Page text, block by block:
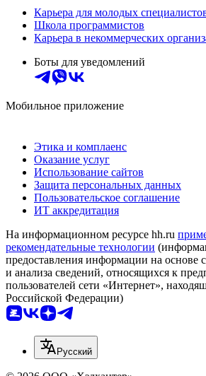
Карьера для молодых
Школа программистов
Карьера в некоммерческих
Боты для уведомлений
Мобильное приложение
Этика и комплаенс
Оказание услуг
Использование сайтов
Защита персональных данных
Пользовательское соглашение
ИТ аккредитация
На информационном ресурсе hh.ru
рекомендательные технологии
предоставления информации на основе
и анализа сведений, относящихся к
пользователей сети «Интернет»,
Российской Федерации)
Русский